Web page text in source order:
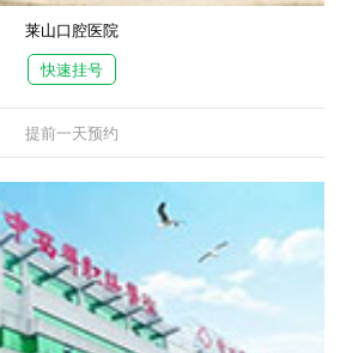
莱山口腔医院
快速挂号
提前一天预约